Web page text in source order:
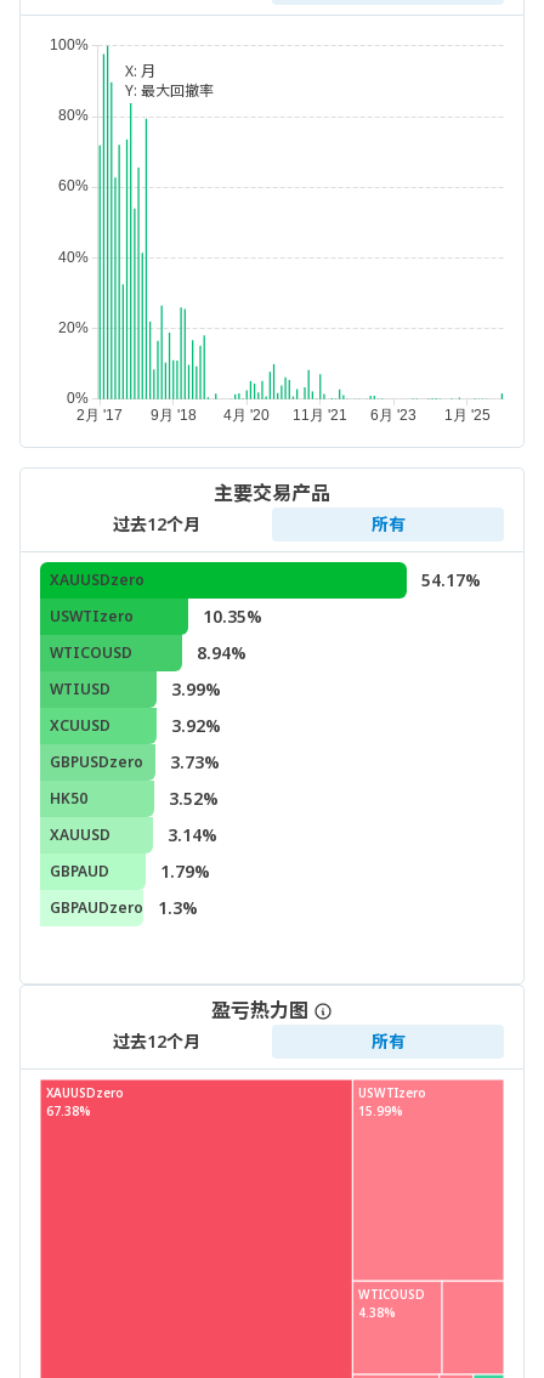
X: 月
Y: 最大回撤率
主要交易产品
过去12个月 所有
XAUUSDzero 54.17%
USWTIzero 10.35%
WTICOUSD 8.94%
WTIUSD 3.99%
XCUUSD 3.92%
GBPUSDzero 3.73%
HK50 3.52%
XAUUSD 3.14%
GBPAUD 1.79%
GBPAUDzero 1.3%
盈亏热力图
过去12个月 所有
XAUUSDzero USWTIzero
WTICOUSD
67.38% 15.99%
4.38%